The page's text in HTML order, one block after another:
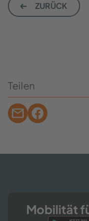
ZU­RÜCK
Tei­len
Mo­bi­li­tät